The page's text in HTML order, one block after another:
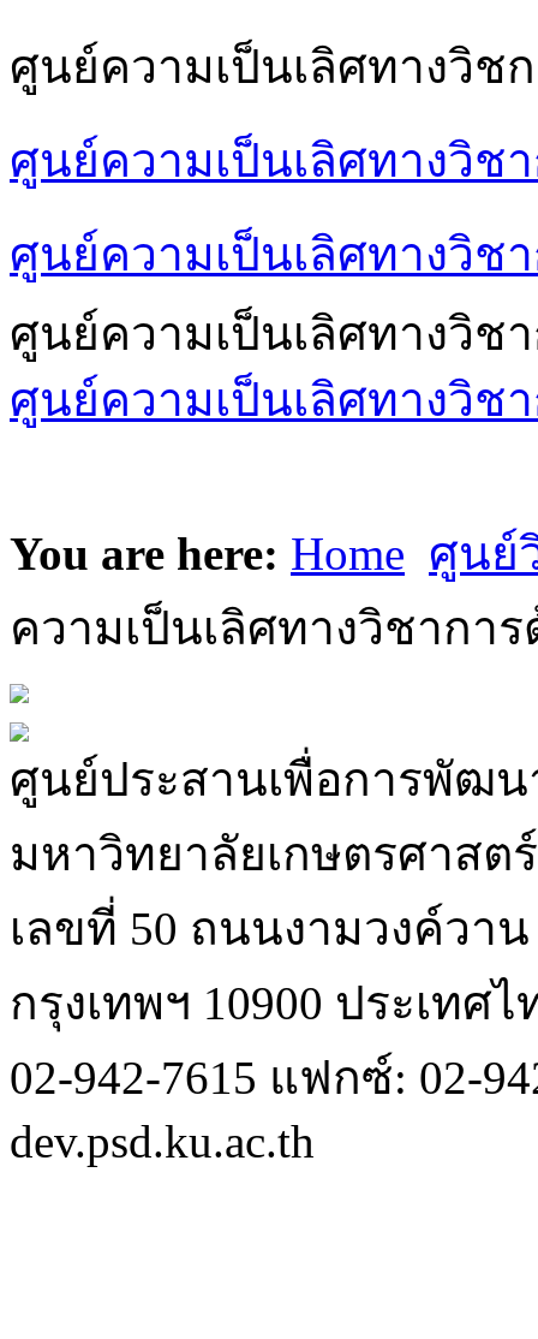
ศูนย์ความเป็นเลิศทางวิช
ศูนย์ความเป็นเลิศทางวิช
ศูนย์ความเป็นเลิศทางวิช
ศูนย์ความเป็นเลิศทางวิช
ศูนย์ความเป็นเลิศทางวิช
You are here: Home ศูนย์
ความเป็นเลิศทางวิชากา
ศูนย์ประสานเพื่อการพัฒน
มหาวิทยาลัยเกษตรศาสต
เลขที่ 50 ถนนงามวงค์วา
กรุงเทพฯ 10900 ประเทศไ
02-942-7615 แฟกซ์: 02-
dev.psd.ku.ac.th